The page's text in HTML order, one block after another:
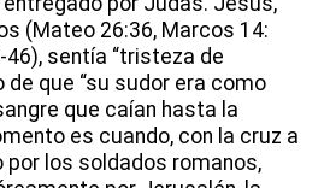
(Mateo 26:36, Marcos 14:
46), sentía “tristeza de
de que “su sudor era como
que caían hasta la
es cuando, con la cruz a
los soldados romanos,